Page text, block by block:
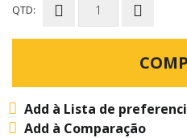
QTD:
Add à Lista de
Add à Comparação